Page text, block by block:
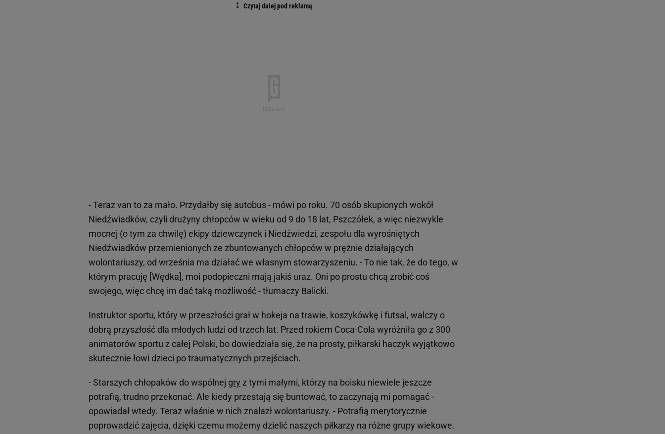
- Teraz van to za mało. Przydałby się autobus - mówi po roku. 70 osób skupionych wokół
Niedźwiadków, czyli drużyny chłopców w wieku od 9 do 18 lat, Pszczółek, a więc niezwykle
mocnej (o tym za chwilę) ekipy dziewczynek i Niedźwiedzi, zespołu dla wyrośniętych
Niedźwiadków przemienionych ze zbuntowanych chłopców w prężnie działających
wolontariuszy, od września ma działać we własnym stowarzyszeniu. - To nie tak, że do tego, w
którym pracuję [Wędka], moi podopieczni mają jakiś uraz. Oni po prostu chcą zrobić coś
swojego, więc chcę im dać taką możliwość - tłumaczy Balicki.
Instruktor sportu, który w przeszłości grał w hokeja na trawie, koszykówkę i futsal, walczy o
dobrą przyszłość dla młodych ludzi od trzech lat. Przed rokiem Coca-Cola wyróżniła go z 300
animatorów sportu z całej Polski, bo dowiedziała się, że na prosty, piłkarski haczyk wyjątkowo
skutecznie łowi dzieci po traumatycznych przejściach.
- Starszych chłopaków do wspólnej gry z tymi małymi, którzy na boisku niewiele jeszcze
potrafią, trudno przekonać. Ale kiedy przestają się buntować, to zaczynają mi pomagać -
opowiadał wtedy. Teraz właśnie w nich znalazł wolontariuszy. - Potrafią merytorycznie
poprowadzić zajęcia, dzięki czemu możemy dzielić naszych piłkarzy na różne grupy wiekowe.